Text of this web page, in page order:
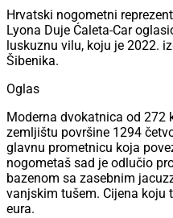
Hrvatski nogometni
Lyona Duje Ćaleta-Car
luskuznu vilu, koju je 2022.
Šibenika.
Oglas
Moderna dvokatnica od 272
zemljištu površine 1294
glavnu prometnicu koja
nogometaš sad je odlučio
bazenom sa zasebnim
vanjskim tušem. Cijena koju
eura.